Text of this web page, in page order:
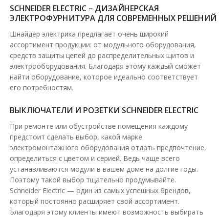
Автоматический выключатель Schneider 6кА C 1p
50А Resi9
Доступность:
Серия модульных автоматических выключателей
Schneider Resi9 предназначена для применения ..
371.29 грн
В КОРЗИНУ
В сравнения
В закладки
SCHNEIDER ELECTRIC – ДИЗАЙНЕРСКАЯ
ЭЛЕКТРОФУРНИТУРА ДЛЯ СОВРЕМЕННЫХ РЕШЕНИЙ
Шнайдер электрика предлагает очень широкий
ассортимент продукции: от модульного оборудования,
средств защиты цепей до распределительных щитов и
электрооборудования. Благодаря этому каждый сможет
найти оборудование, которое идеально соответствует
его потребностям.
ВЫКЛЮЧАТЕЛИ И РОЗЕТКИ SCHNEIDER ELECTRIC
При ремонте или обустройстве помещения каждому
предстоит сделать выбор, какой марке
электромонтажного оборудования отдать предпочтение,
определиться с цветом и серией. Ведь чаще всего
устанавливаются модули в вашем доме на долгие годы.
Поэтому такой выбор тщательно продумывайте.
Schneider Electric — один из самых успешных брендов,
который постоянно расширяет свой ассортимент.
Благодаря этому клиенты имеют возможность выбирать